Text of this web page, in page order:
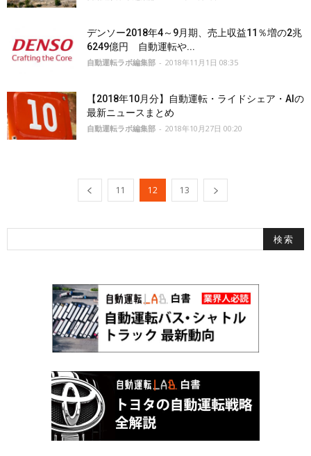
デンソー2018年4～9月期、売上収益11％増の2兆
6249億円 自動運転や...
自動運転ラボ編集部 - 2018年11月1日 08:35
【2018年10月分】自動運転・ライドシェア・AIの
最新ニュースまとめ
自動運転ラボ編集部 - 2018年10月27日 00:20
11 12 13